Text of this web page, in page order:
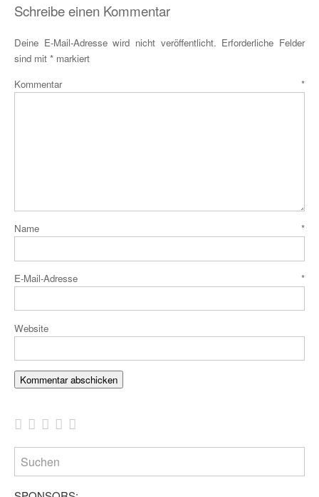
Schreibe einen Kommentar
Deine E-Mail-Adresse wird nicht veröffentlicht. Erforderliche Felder
sind mit * markiert
Kommentar *
Name *
E-Mail-Adresse *
Website